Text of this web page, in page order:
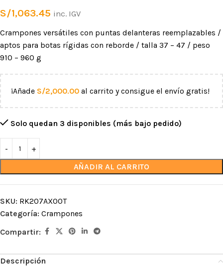
S/1,063.45 inc. IGV
Crampones versátiles con puntas delanteras reemplazables /
aptos para botas rígidas con reborde / talla 37 – 47 / peso
910 – 960 g
¡Añade S/2,000.00 al carrito y consigue el envío gratis!
Solo quedan 3 disponibles (más bajo pedido)
AÑADIR AL CARRITO
SKU: RK207AX00T
Categoría: Crampones
Compartir:
Descripción